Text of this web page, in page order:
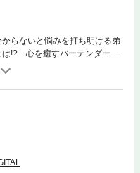
らないと悩みを打ち明ける弟
は!? 心を癒すバーテンダーの